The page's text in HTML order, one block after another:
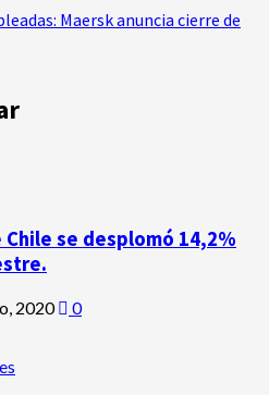
Maersk anuncia cierre de
se desplomó 14,2%
2020 0